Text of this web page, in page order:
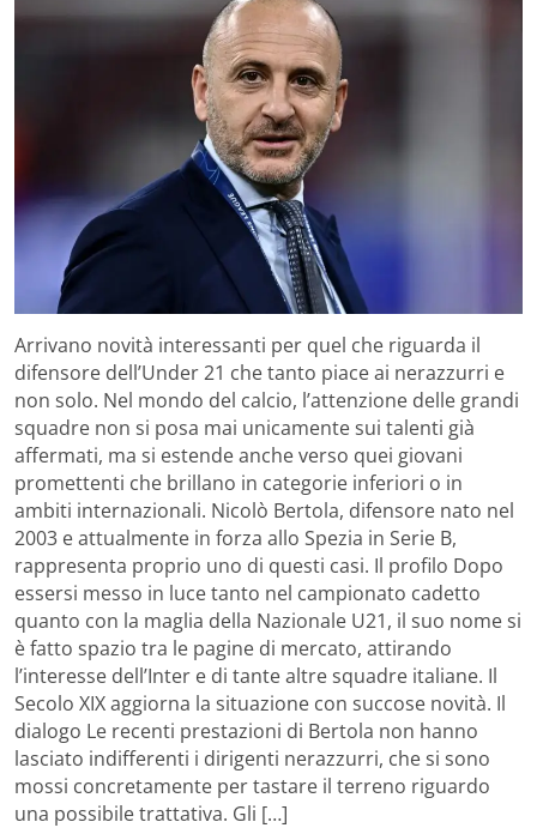
Arrivano novità interessanti per quel che riguarda il
difensore dell’Under 21 che tanto piace ai nerazzurri e
non solo. Nel mondo del calcio, l’attenzione delle grandi
squadre non si posa mai unicamente sui talenti già
affermati, ma si estende anche verso quei giovani
promettenti che brillano in categorie inferiori o in
ambiti internazionali. Nicolò Bertola, difensore nato nel
2003 e attualmente in forza allo Spezia in Serie B,
rappresenta proprio uno di questi casi. Il profilo Dopo
essersi messo in luce tanto nel campionato cadetto
quanto con la maglia della Nazionale U21, il suo nome si
è fatto spazio tra le pagine di mercato, attirando
l’interesse dell’Inter e di tante altre squadre italiane. Il
Secolo XIX aggiorna la situazione con succose novità. Il
dialogo Le recenti prestazioni di Bertola non hanno
lasciato indifferenti i dirigenti nerazzurri, che si sono
mossi concretamente per tastare il terreno riguardo
una possibile trattativa. Gli […]